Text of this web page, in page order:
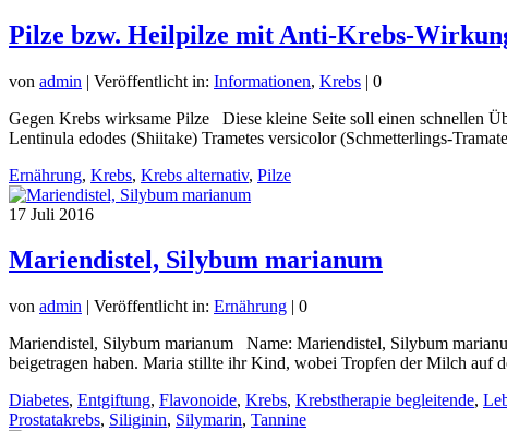
Pilze bzw. Heilpilze mit Anti-Krebs-
von admin | Veröffentlicht in: Informationen, Krebs | 0
Gegen Krebs wirksame Pilze Diese kleine Seite soll einen schnellen
Lentinula edodes (Shiitake) Trametes versicolor (Schmetterlings-
Ernährung, Krebs, Krebs alternativ, Pilze
17 Juli 2016
Mariendistel, Silybum marianum
von admin | Veröffentlicht in: Ernährung | 0
Mariendistel, Silybum marianum Name: Mariendistel, Silybum
beigetragen haben. Maria stillte ihr Kind, wobei Tropfen der Milch auf
Diabetes, Entgiftung, Flavonoide, Krebs, Krebstherapie begleitende,
Prostatakrebs, Siliginin, Silymarin, Tannine